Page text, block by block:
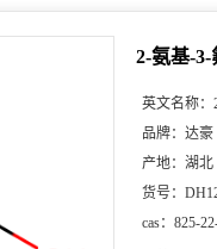
2-氨基-
英文名称：
品牌： 达豪
产地： 湖北
货号：
cas： 825-